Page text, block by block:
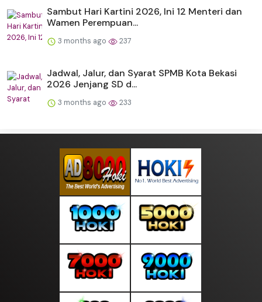
Sambut Hari Kartini 2026, Ini 12 Menteri dan
Wamen Perempuan...
3 months ago 237
Jadwal, Jalur, dan Syarat SPMB Kota Bekasi
2026 Jenjang SD d...
3 months ago 233